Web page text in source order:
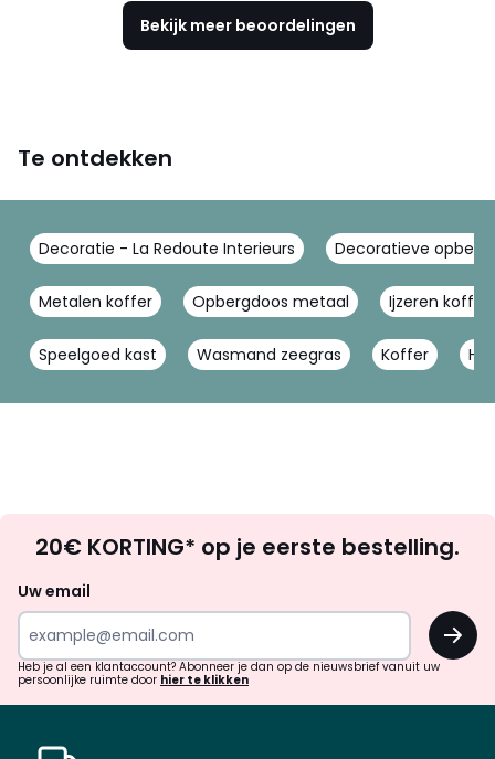
Bekijk meer beoordelingen
Te ontdekken
Decoratie - La Redoute Interieurs Decoratieve
Metalen koffer Opbergdoos metaal Ijzeren koffer
Speelgoed kast Wasmand zeegras Koffer
zoek
inspiratie
verrassingen?
20€ KORTING* op je eerste bestelling.
Uw email
OK
Heb je al een klantaccount? Abonneer je dan op de nieuwsbrief vanuit uw
persoonlijke ruimte door hier te klikken